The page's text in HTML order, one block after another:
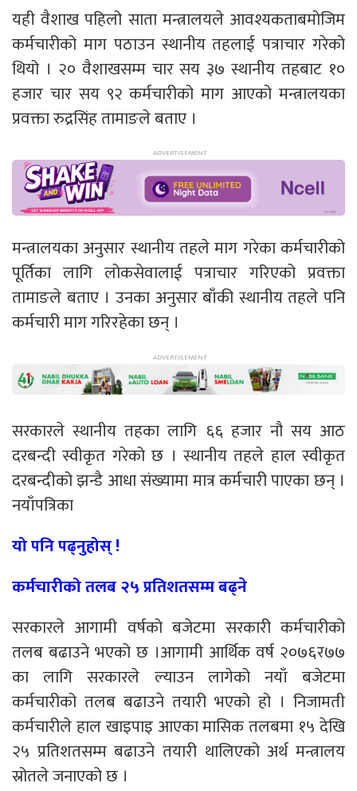
यही वैशाख पहिलो साता मन्त्रालयले आवश्यकताबमोजिम
कर्मचारीको माग पठाउन स्थानीय तहलाई पत्राचार गरेको
थियो । २० वैशाखसम्म चार सय ३७ स्थानीय तहबाट १०
हजार चार सय ९२ कर्मचारीको माग आएको मन्त्रालयका
प्रवक्ता रुद्रसिंह तामाङले बताए ।
मन्त्रालयका अनुसार स्थानीय तहले माग गरेका कर्मचारीको
पूर्तिका लागि लोकसेवालाई पत्राचार गरिएको प्रवक्ता
तामाङले बताए । उनका अनुसार बाँकी स्थानीय तहले पनि
कर्मचारी माग गरिरहेका छन् ।
सरकारले स्थानीय तहका लागि ६६ हजार नौ सय आठ
दरबन्दी स्वीकृत गरेको छ । स्थानीय तहले हाल स्वीकृत
दरबन्दीको झन्डै आधा संख्यामा मात्र कर्मचारी पाएका छन् ।
नयाँपत्रिका
यो पनि पढ्नुहोस् !
कर्मचारीको तलब २५ प्रतिशतसम्म बढ्ने
सरकारले आगामी वर्षको बजेटमा सरकारी कर्मचारीको
तलब बढाउने भएको छ ।आगामी आर्थिक वर्ष २०७६र७७
का लागि सरकारले ल्याउन लागेको नयाँ बजेटमा
कर्मचारीको तलब बढाउने तयारी भएको हो । निजामती
कर्मचारीले हाल खाइपाइ आएका मासिक तलबमा १५ देखि
२५ प्रतिशतसम्म बढाउने तयारी थालिएको अर्थ मन्त्रालय
स्रोतले जनाएको छ ।